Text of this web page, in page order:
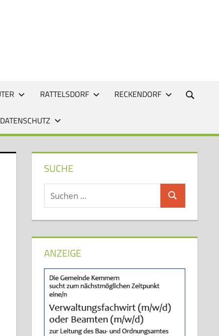
RATTELSDORF RECKENDORF
SUCHE
Suchen
nach:
Suchen
ANZEIGE